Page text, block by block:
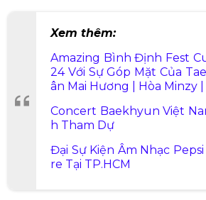
Xem thêm:
Amazing Bình Định Fest
24 Với Sự Góp Mặt Của
ân Mai Hương | Hòa Minzy
Concert Baekhyun Việt
h Tham Dự
Đại Sự Kiện Âm Nhạc
re Tại TP.HCM